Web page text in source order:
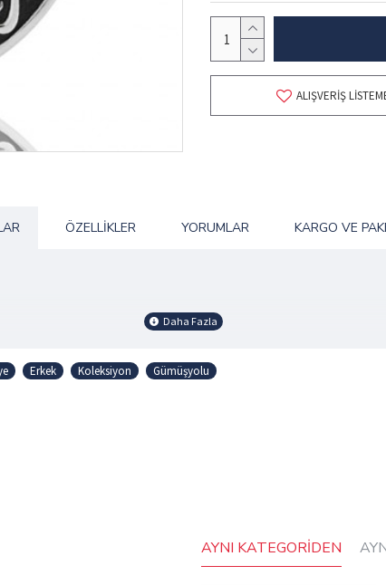
ALIŞVERIŞ
ÖZELLIKLER YORUMLAR KARGO VE
Erkek Koleksiyon Gümüşyolu
AYNI KATEGORIDEN